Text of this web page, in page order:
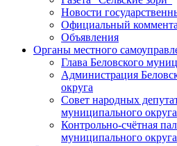
Новости
Официальный
Объявления
Органы местного
Глава Беловского
Администрация
округа
Совет народных
муниципального округа
Контрольно-счётная
муниципального округа